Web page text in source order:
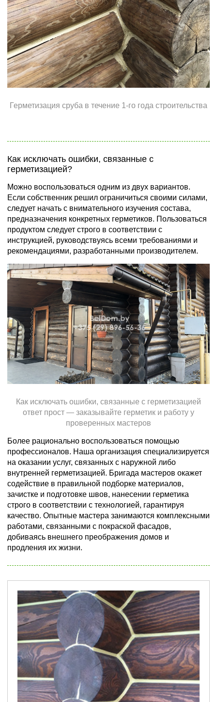
Герметизация сруба в течение 1-го года строительства
Как исключать ошибки, связанные с
герметизацией?
Можно воспользоваться одним из двух вариантов.
Если собственник решил ограничиться своими силами,
следует начать с внимательного изучения состава,
предназначения конкретных герметиков. Пользоваться
продуктом следует строго в соответствии с
инструкцией, руководствуясь всеми требованиями и
рекомендациями, разработанными производителем.
Как исключать ошибки, связанные с герметизацией
ответ прост — заказывайте герметик и работу у
проверенных мастеров
Более рационально воспользоваться помощью
профессионалов. Наша организация специализируется
на оказании услуг, связанных с наружной либо
внутренней герметизацией. Бригада мастеров окажет
содействие в правильной подборке материалов,
зачистке и подготовке швов, нанесении герметика
строго в соответствии с технологией, гарантируя
качество. Опытные мастера занимаются комплексными
работами, связанными с покраской фасадов,
добиваясь внешнего преображения домов и
продления их жизни.